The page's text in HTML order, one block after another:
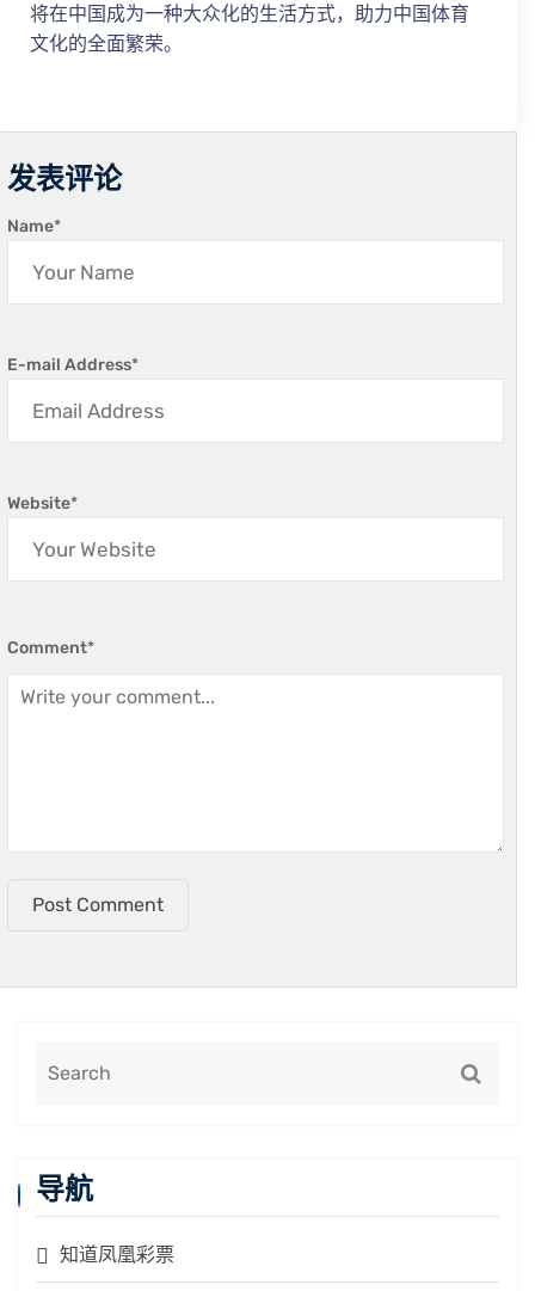
将在中国成为一种大众化的生活方式，助力中国体育
文化的全面繁荣。
发表评论
Name*
E-mail Address*
Website*
Comment*
Post Comment
导航
知道凤凰彩票